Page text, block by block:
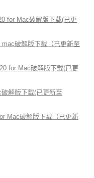
for Mac破解版下载(已更
破解版下载（已更新至
for Mac破解版下载(已更
解版下载(已更新至
Mac破解版下载（已更新